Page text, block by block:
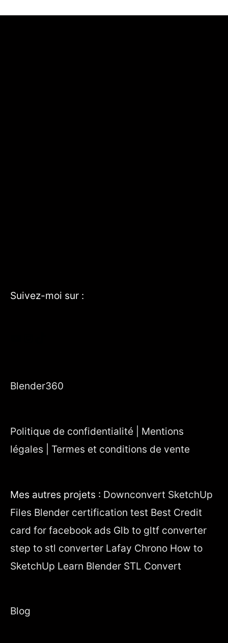
Suivez-moi sur :
Blender360
Politique de confidentialité | Mentions
légales | Termes et conditions de vente
Mes autres projets : Downconvert SketchUp
Files Blender certification test Best Credit
card for facebook ads Glb to gltf converter
step to stl converter Lafay Chrono How to
SketchUp Learn Blender STL Convert
Blog